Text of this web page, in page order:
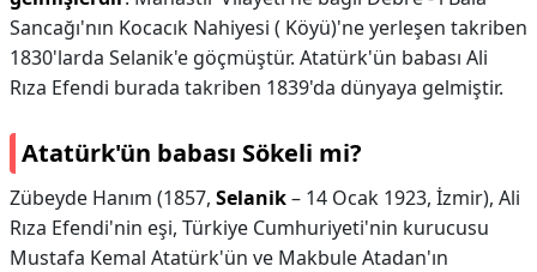
Sancağı'nın Kocacık Nahiyesi ( Köyü)'ne yerleşen takriben
1830'larda Selanik'e göçmüştür. Atatürk'ün babası Ali
Rıza Efendi burada takriben 1839'da dünyaya gelmiştir.
Atatürk'ün babası Sökeli mi?
Zübeyde Hanım (1857, Selanik– 14 Ocak 1923, İzmir), Ali
Rıza Efendi'nin eşi, Türkiye Cumhuriyeti'nin kurucusu
Mustafa Kemal Atatürk'ün ve Makbule Atadan'ın